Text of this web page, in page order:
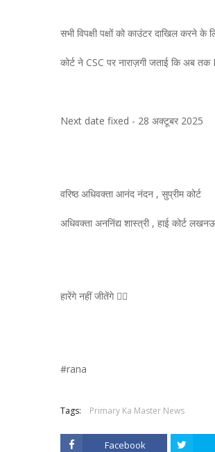
सभी विपक्षी पक्षों को काउंटर दाखिल करने के
कोर्ट ने CSC पर नाराज़गी जताई कि अब
Next date fixed - 28 अक्टूबर 2025
वरिष्ठ अधिवक्ता आनंद नंदन , सुप्रीम कोर्ट
अधिवक्ता अननिंद्य शास्त्री , हाई कोर्ट
हारेंगे नहीं जीतेंगे 👍🏻
#rana
Tags: Primary Ka Master News
Facebook